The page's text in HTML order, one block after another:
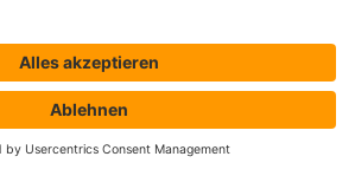
Rückfragen erreichen Sie uns
+49 (0)8171 405 200.